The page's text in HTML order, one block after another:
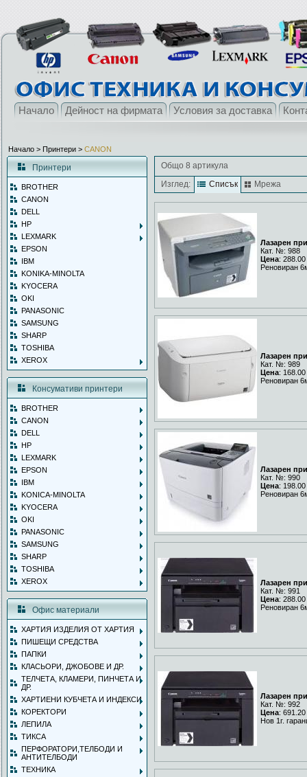
Начало Дейност на фирмата Условия за доставка
Начало > Принтери > CANON
Принтери
BROTHER
CANON
DELL
HP
LEXMARK
EPSON
IBM
KONIKA-MINOLTA
KYOCERA
OKI
PANASONIC
SAMSUNG
SHARP
TOSHIBA
XEROX
Консумативи принтери
BROTHER
CANON
DELL
HP
LEXMARK
EPSON
IBM
KONICA-MINOLTA
KYOCERA
OKI
PANASONIC
SAMSUNG
SHARP
TOSHIBA
XEROX
Офис материали
ХАРТИЯ ИЗДЕЛИЯ ОТ ХАРТИЯ
ПИШЕЩИ СРЕДСТВА
ПАПКИ
КЛАСЬОРИ, ДЖОБОВЕ И ДР.
ТЕЛЧЕТА, КЛАМЕРИ, ПИНЧЕТА И
ДР.
ХАРТИЕНИ КУБЧЕТА И ИНДЕКСИ
КОРЕКТОРИ
ЛЕПИЛА
ТИКСА
ПЕРФОРАТОРИ,ТЕЛБОДИ И
АНТИТЕЛБОДИ
ТЕХНИКА
Общо 8 артикула
Изглед:
Списък Мрежа
Лазарен
Кат. №: 988
Цена:
Реновиран
Лазарен
Кат. №: 989
Цена:
Реновиран
Лазарен
Кат. №: 990
Цена:
Реновиран
Лазарен
Кат. №: 991
Цена:
Реновиран
Лазарен
Кат. №: 992
Цена:
Нов 1г.